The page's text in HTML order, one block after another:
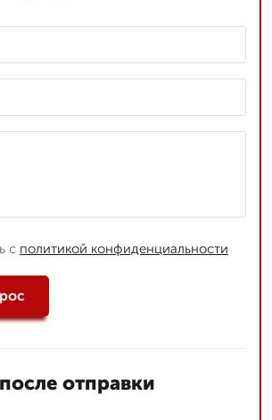
с политикой конфиденциальности
отправки